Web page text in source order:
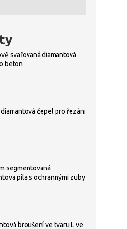
svařovaná diamantová
beton
čepel pro řezání
segmentovaná
pila s ochrannými zuby
broušení ve tvaru L ve